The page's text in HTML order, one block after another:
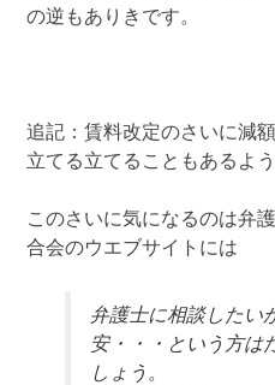
の逆もありきです。
追記：賃料改定のさいに減
立てる立てることもあるよう
このさいに気になるのは弁
合会のウエブサイトには
弁護士に相談したい
安・・・という方は
しょう。